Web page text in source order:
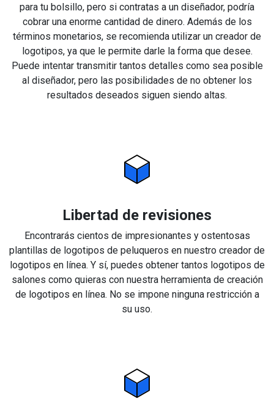
para tu bolsillo, pero si contratas a un diseñador, podría
cobrar una enorme cantidad de dinero. Además de los
términos monetarios, se recomienda utilizar un creador de
logotipos, ya que le permite darle la forma que desee.
Puede intentar transmitir tantos detalles como sea posible
al diseñador, pero las posibilidades de no obtener los
resultados deseados siguen siendo altas.
Libertad de revisiones
Encontrarás cientos de impresionantes y ostentosas
plantillas de logotipos de peluqueros en nuestro creador de
logotipos en línea. Y sí, puedes obtener tantos logotipos de
salones como quieras con nuestra herramienta de creación
de logotipos en línea. No se impone ninguna restricción a
su uso.